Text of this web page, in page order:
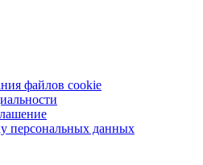
файлов cookie
персональных данных